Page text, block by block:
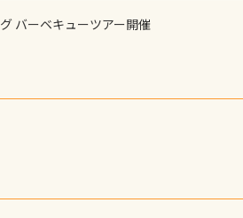
バーベキューツアー開催